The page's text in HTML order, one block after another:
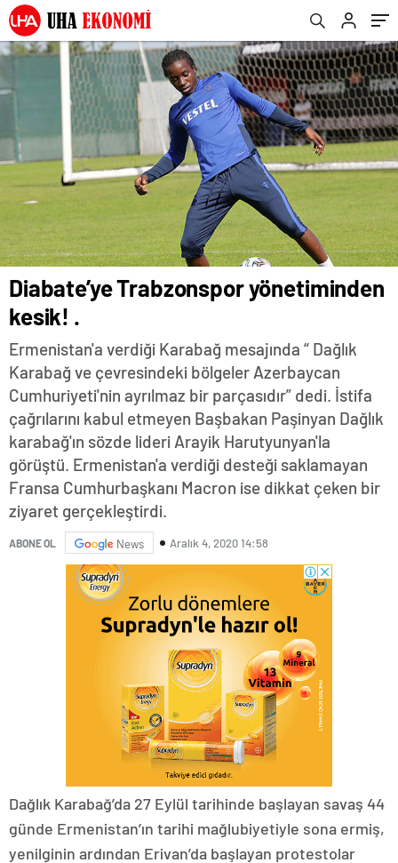
Diabate’ye Trabzonspor yönetiminden
kesik! .
Ermenistan'a verdiği Karabağ mesajında “ Dağlık
Karabağ ve çevresindeki bölgeler Azerbaycan
Cumhuriyeti'nin ayrılmaz bir parçasıdır” dedi. İstifa
çağrılarını kabul etmeyen Başbakan Paşinyan Dağlık
karabağ'ın sözde lideri Arayik Harutyunyan'la
görüştü. Ermenistan'a verdiği desteği saklamayan
Fransa Cumhurbaşkanı Macron ise dikkat çeken bir
ziyaret gerçekleştirdi.
ABONE OL News Aralık 4, 2020 14:58
Dağlık Karabağ’da 27 Eylül tarihinde başlayan savaş 44
günde Ermenistan’ın tarihi mağlubiyetiyle sona ermiş,
yenilginin ardından Erivan’da başlayan protestolar